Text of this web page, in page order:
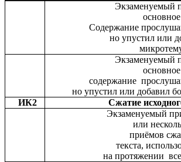
Экзаменуемый
основное
Содержание
но упустил или
Экзаменуемый
основное
содержание
но упустил или добавил
ИК2
Сжатие
Экзаменуемый
или
приёмов
текста,
на протяжении